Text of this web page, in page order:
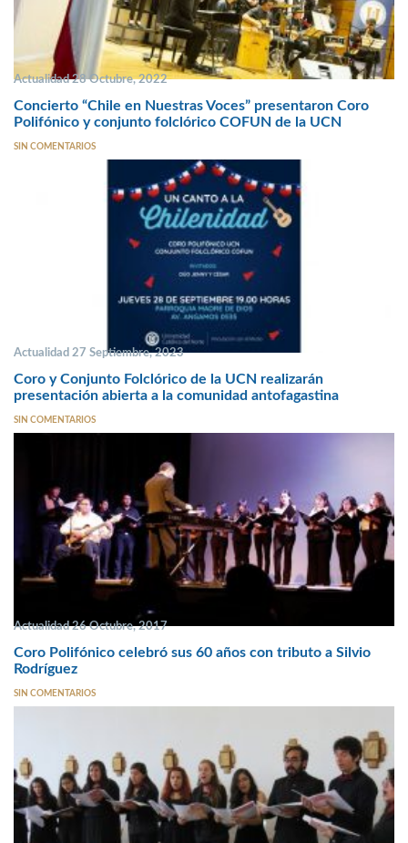
Actualidad 28 Octubre, 2022
Concierto “Chile en Nuestras Voces” presentaron Coro
Polifónico y conjunto folclórico COFUN de la UCN
SIN COMENTARIOS
Actualidad 27 Septiembre, 2023
Coro y Conjunto Folclórico de la UCN realizarán
presentación abierta a la comunidad antofagastina
SIN COMENTARIOS
Actualidad 26 Octubre, 2017
Coro Polifónico celebró sus 60 años con tributo a Silvio
Rodríguez
SIN COMENTARIOS